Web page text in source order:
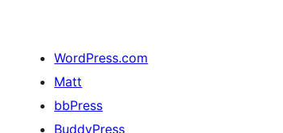
WordPress.com
Matt
bbPress
BuddyPress